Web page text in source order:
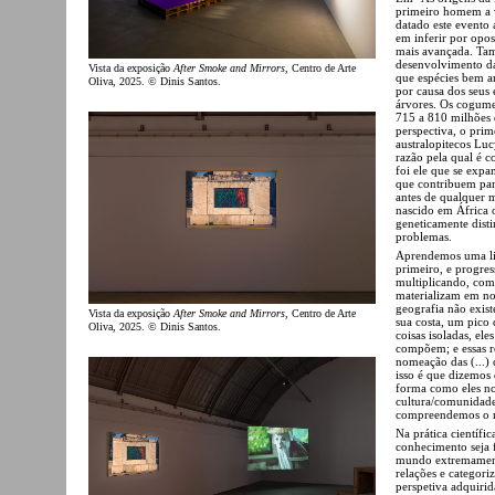
Vista da exposição After Smoke and Mirrors , Centro de Arte
Oliva, 2025. © Dinis Santos.
Vista da exposição After Smoke and Mirrors , Centro de Arte
Oliva, 2025. © Dinis Santos.
primeiro homem a
datado este
em inferir por
mais avançada.
desenvolvimento
que espécies bem
por causa dos seus
árvores. Os
715 a 810 milhões
perspectiva, o
australopitecos
razão pela qual é
foi ele que se
que contribuem
antes de qualquer
nascido em África
geneticamente
problemas.
Aprendemos uma
primeiro, e
multiplicando,
materializam em
geografia não
sua costa, um pico
coisas isoladas,
compõem; e essas
nomeação das (...)
isso é que dizemos
forma como eles
cultura/
compreendemos o
Na prática
conhecimento seja
mundo
relações e
perspetiva